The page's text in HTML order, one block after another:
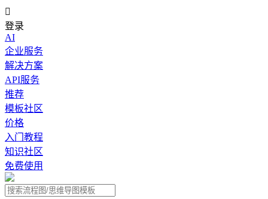

登录
AI
企业服务
解决方案
API服务
推荐
模板社区
价格
入门教程
知识社区
免费使用